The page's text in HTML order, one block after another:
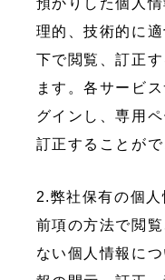
預かりした個人
理的、技術的に
下で閲覧、訂正
ます。各サービ
グインし、専用
訂正することがで
2.弊社保有の個
前項の方法で閲
ない個人情報に